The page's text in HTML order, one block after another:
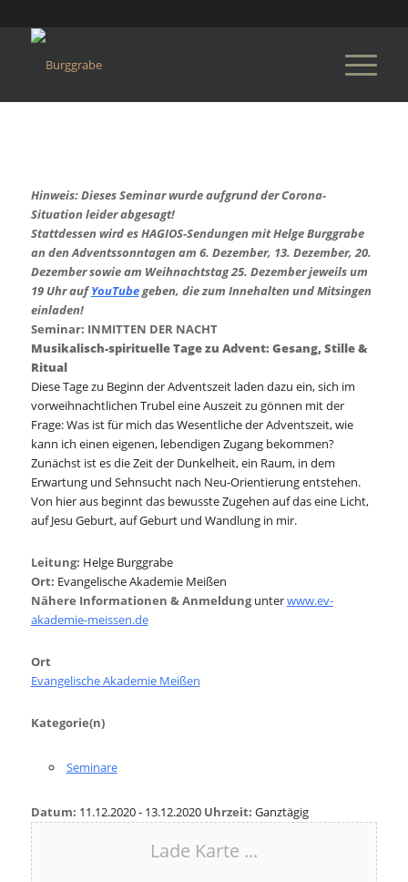
Hinweis: Dieses Seminar wurde aufgrund der Corona-
Situation leider abgesagt!
Stattdessen wird es HAGIOS-Sendungen mit Helge Burggrabe
an den Adventssonntagen am 6. Dezember, 13. Dezember, 20.
Dezember sowie am Weihnachtstag 25. Dezember jeweils um
19 Uhr aufYouTubegeben, die zum Innehalten und Mitsingen
einladen!
Seminar: INMITTEN DER NACHT
Musikalisch-spirituelle Tage zu Advent: Gesang, Stille &
Ritual
Diese Tage zu Beginn der Adventszeit laden dazu ein, sich im
vorweihnachtlichen Trubel eine Auszeit zu gönnen mit der
Frage: Was ist für mich das Wesentliche der Adventszeit, wie
kann ich einen eigenen, lebendigen Zugang bekommen?
Zunächst ist es die Zeit der Dunkelheit, ein Raum, in dem
Erwartung und Sehnsucht nach Neu-Orientierung entstehen.
Von hier aus beginnt das bewusste Zugehen auf das eine Licht,
auf Jesu Geburt, auf Geburt und Wandlung in mir.
Leitung: Helge Burggrabe
Ort: Evangelische Akademie Meißen
Nähere Informationen & Anmeldungunterwww.ev-
akademie-meissen.de
Ort
Evangelische Akademie Meißen
Kategorie(n)
Seminare
Datum: 11.12.2020 - 13.12.2020 Uhrzeit: Ganztägig
Lade Karte ...